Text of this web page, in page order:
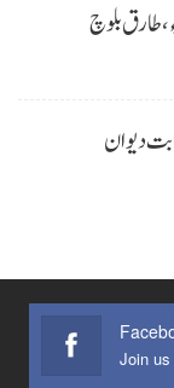
طارق بلوچ
دیوان